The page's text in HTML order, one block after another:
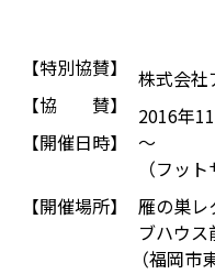
【特別協賛】
【協 賛】
株式会社
【開催日時】
2016年
～
（フッ
【開催場所】
雁の巣
ブハウス
（福岡市